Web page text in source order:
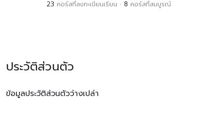
23 คอร์สที่ลงทะเบียนเรียน • 8 คอร์สที่สมบูรณ์
ประวัติส่วนตัว
ข้อมูลประวัติส่วนตัวว่างเปล่า